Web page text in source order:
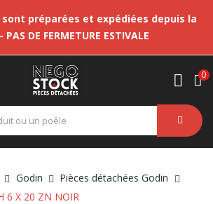
préparées et expédiées depuis la
DE FERMETURE ESTIVALE
0
Godin
Pièces détachées Godin
6 X 20 ZN NOIR